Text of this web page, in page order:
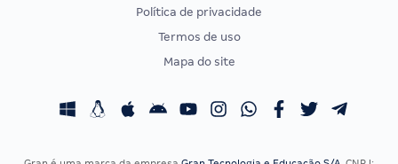
CONCURSOS POR PROFISSÃO
Concursos Fiscais
EXAME DE ORDEM
Calendário OAB
Política de privacidade
Termos de uso
Mapa do site